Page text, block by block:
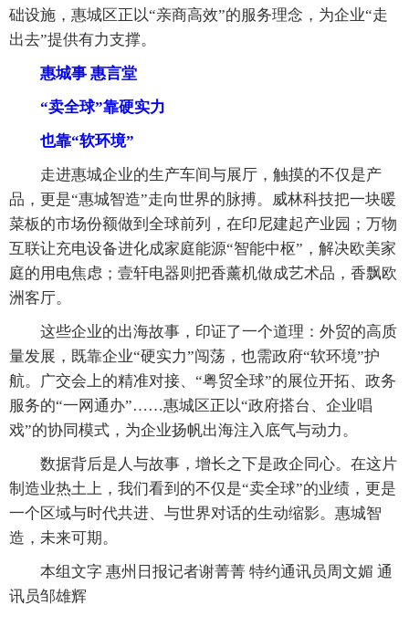
础设施，惠城区正以“亲商高效”的服务理念，为企业“走
出去”提供有力支撑。
惠城事 惠言堂
“卖全球”靠硬实力
也靠“软环境”
走进惠城企业的生产车间与展厅，触摸的不仅是产
品，更是“惠城智造”走向世界的脉搏。威林科技把一块暖
菜板的市场份额做到全球前列，在印尼建起产业园；万物
互联让充电设备进化成家庭能源“智能中枢”，解决欧美家
庭的用电焦虑；壹轩电器则把香薰机做成艺术品，香飘欧
洲客厅。
这些企业的出海故事，印证了一个道理：外贸的高质
量发展，既靠企业“硬实力”闯荡，也需政府“软环境”护
航。广交会上的精准对接、“粤贸全球”的展位开拓、政务
服务的“一网通办”……惠城区正以“政府搭台、企业唱
戏”的协同模式，为企业扬帆出海注入底气与动力。
数据背后是人与故事，增长之下是政企同心。在这片
制造业热土上，我们看到的不仅是“卖全球”的业绩，更是
一个区域与时代共进、与世界对话的生动缩影。惠城智
造，未来可期。
本组文字 惠州日报记者谢菁菁 特约通讯员周文媚 通
讯员邹雄辉